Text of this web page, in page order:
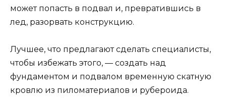
может попасть в подвал и, превратившись в
лед, разорвать конструкцию.
Лучшее, что предлагают сделать специалисты,
чтобы избежать этого, — создать над
фундаментом и подвалом временную скатную
кровлю из пиломатериалов и рубероида.